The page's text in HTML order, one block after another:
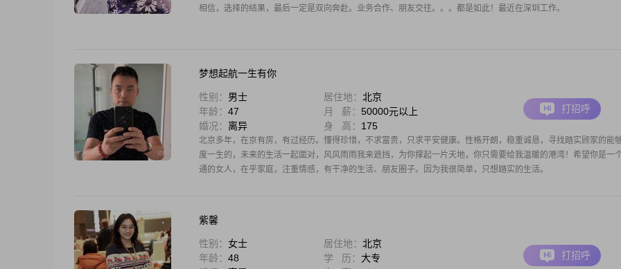
相信，选择的结果，最后一定是双向奔赴。​业务合作、朋友交往。。。都是如此！最近在深圳工作。
梦想起航一生有你
性别： 男士 居住地： 北京
年龄： 47 月 薪： 50000元以上
婚况： 离异 身 高： 175
北京多年，在京有房，有过经历。懂得珍惜，不求富贵，只求平安健康。性格开朗，稳重诚恳，寻找踏实顾家的能
度一生的，未来的生活一起面对，风风雨雨我来遮挡，为你撑起一片天地，你只需要给我温暖的港湾！希望你是一
通的女人，在乎家庭，注重情感，有干净的生活、朋友圈子。因为我很简单，只想踏实的生活。
打招呼
紫馨
性别： 女士 居住地： 北京
年龄： 48 学 历： 大专
打招呼